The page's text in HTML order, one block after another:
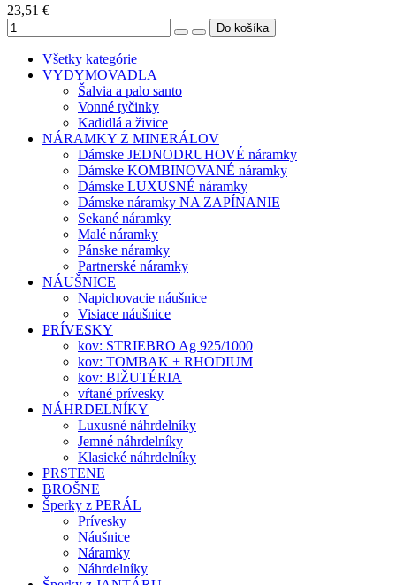
23,51 €
Všetky kategórie
VYDYMOVADLA
Šalvia a palo santo
Vonné tyčinky
Kadidlá a živice
NÁRAMKY Z MINERÁLOV
Dámske JEDNODRUHOVÉ náramky
Dámske KOMBINOVANÉ náramky
Dámske LUXUSNÉ náramky
Dámske náramky NA ZAPÍNANIE
Sekané náramky
Malé náramky
Pánske náramky
Partnerské náramky
NÁUŠNICE
Napichovacie náušnice
Visiace náušnice
PRÍVESKY
kov: STRIEBRO Ag 925/1000
kov: TOMBAK + RHODIUM
kov: BIŽUTÉRIA
vŕtané prívesky
NÁHRDELNÍKY
Luxusné náhrdelníky
Jemné náhrdelníky
Klasické náhrdelníky
PRSTENE
BROŠNE
Šperky z PERÁL
Prívesky
Náušnice
Náramky
Náhrdelníky